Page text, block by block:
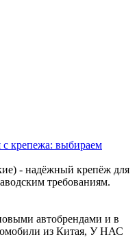
с крепежа: выбираем
- надёжный крепёж для
требованиям.
автобрендами и в
из Китая, У НАС